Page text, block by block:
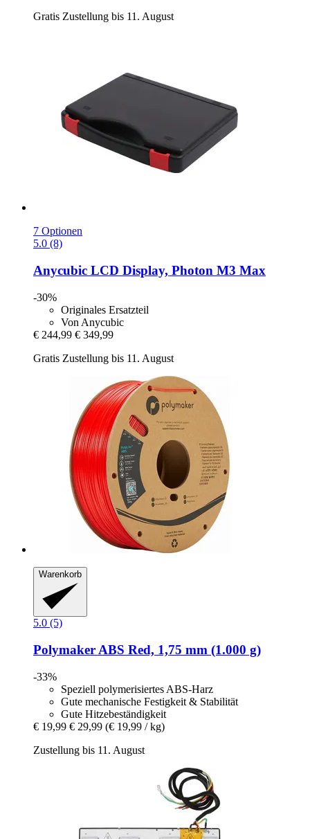
Gratis Zustellung bis 11. August
7 Optionen
5.0 (8)
Anycubic LCD Display, Photon M3 Max
-30%
Originales Ersatzteil
Von Anycubic
€ 244,99 € 349,99
Gratis Zustellung bis 11. August
Warenkorb
5.0 (5)
Polymaker ABS Red, 1,75 mm (1.000 g)
-33%
Speziell polymerisiertes ABS-Harz
Gute mechanische Festigkeit & Stabilität
Gute Hitzebeständigkeit
€ 19,99 € 29,99 (€ 19,99 / kg)
Zustellung bis 11. August